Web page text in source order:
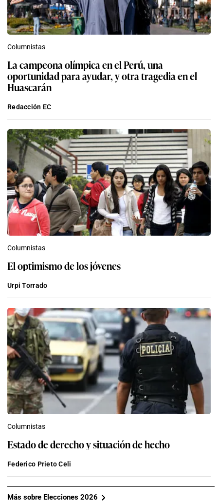
Columnistas
La campeona olímpica en el Perú, una
oportunidad para ayudar, y otra tragedia en el
Huascarán
Redacción EC
Columnistas
El optimismo de los jóvenes
Urpi Torrado
Columnistas
Estado de derecho y situación de hecho
Federico Prieto Celi
Más sobre Elecciones 2026